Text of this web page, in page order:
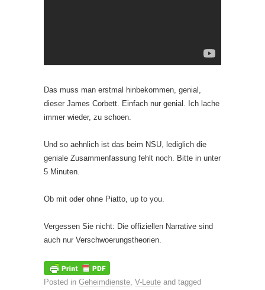
Das muss man erstmal hinbekommen, genial,
dieser James Corbett. Einfach nur genial. Ich lache
immer wieder, zu schoen.
Und so aehnlich ist das beim NSU, lediglich die
geniale Zusammenfassung fehlt noch. Bitte in unter
5 Minuten.
Ob mit oder ohne Piatto, up to you.
Vergessen Sie nicht: Die offiziellen Narrative sind
auch nur Verschwoerungstheorien.
Posted in Geheimdienste V-Leute and tagged